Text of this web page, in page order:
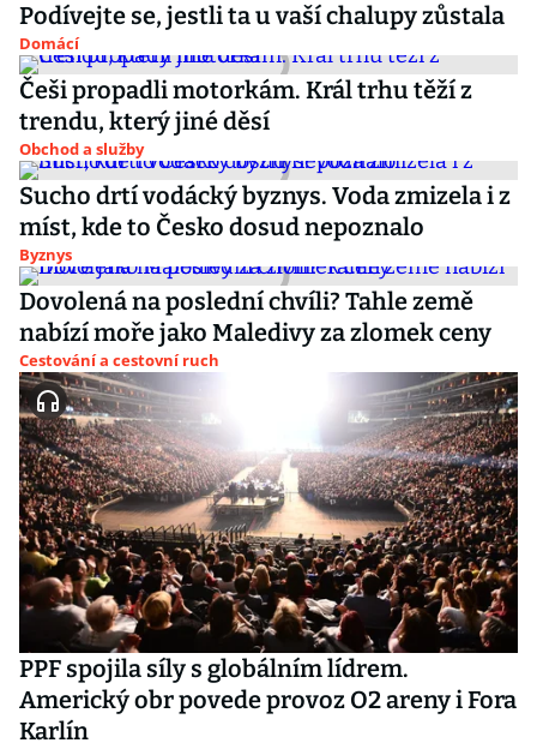
Podívejte se, jestli ta u vaší chalupy zůstala
Domácí
Češi propadli motorkám. Král trhu těží z
trendu, který jiné děsí
Obchod a služby
Sucho drtí vodácký byznys. Voda zmizela i z
míst, kde to Česko dosud nepoznalo
Byznys
Dovolená na poslední chvíli? Tahle země
nabízí moře jako Maledivy za zlomek ceny
Cestování a cestovní ruch
PPF spojila síly s globálním lídrem.
Americký obr povede provoz O2 areny i Fora
Karlín